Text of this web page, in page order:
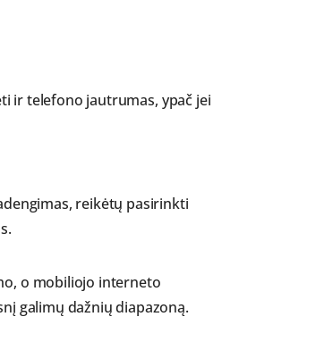
ir telefono jautrumas, ypač jei
reikėtų pasirinkti
o mobiliojo interneto
galimų dažnių diapazoną.